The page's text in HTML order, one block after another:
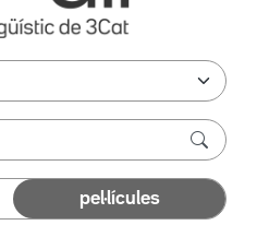
pel·lícules